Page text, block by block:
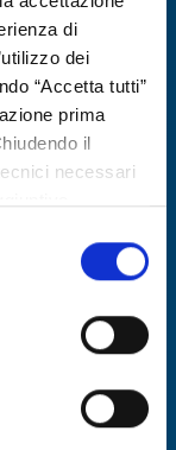
di
dei
“Accetta tutti”
prima
il
necessari
cookie policy.
it/co
it/pr